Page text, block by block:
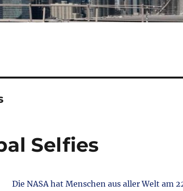
Selfies
Die NASA hat Menschen aus aller Welt am